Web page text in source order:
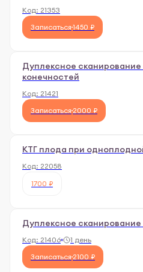
Код: 21353
Записаться 1450 ₽
Дуплексное
конечностей
Код: 21421
Записаться 2000 ₽
КТГ плода при
Код: 22058
1700 ₽
Дуплексное сканирование
Код: 21406
1 день
Записаться 2100 ₽